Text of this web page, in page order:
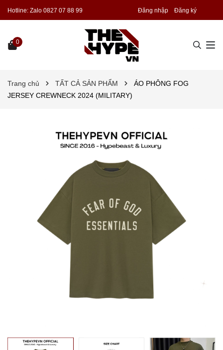
Hotline: Zalo 0827 07 88 99 Đăng nhập Đăng ký
0
Trang chủ TẤT CẢ SẢN PHẨM
ÁO PHÔNG FOG
JERSEY CREWNECK 2024 (MILITARY)